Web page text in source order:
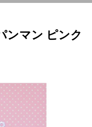
ンマン ピンク